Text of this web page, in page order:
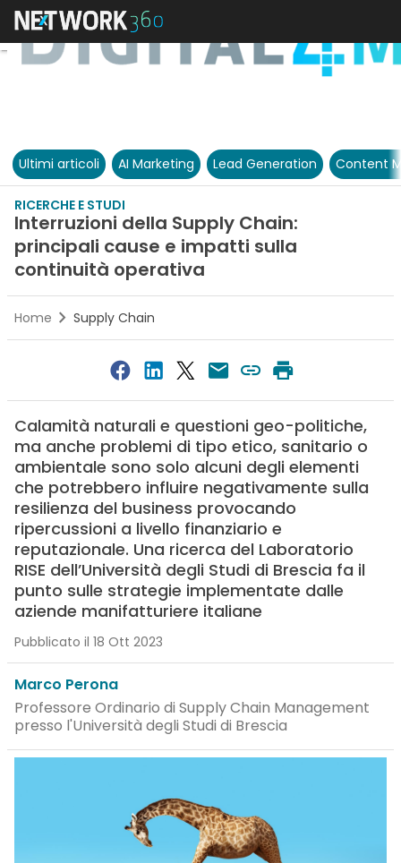
Ultimi articoli AI Marketing Lead Generation Content
RICERCHE E STUDI
Interruzioni della Supply Chain:
principali cause e impatti sulla
continuità operativa
Home Supply Chain
Calamità naturali e questioni geo-politiche,
ma anche problemi di tipo etico, sanitario o
ambientale sono solo alcuni degli elementi
che potrebbero influire negativamente sulla
resilienza del business provocando
ripercussioni a livello finanziario e
reputazionale. Una ricerca del Laboratorio
RISE dell’Università degli Studi di Brescia fa il
punto sulle strategie implementate dalle
aziende manifatturiere italiane
Pubblicato il 18 Ott 2023
Marco Perona
Professore Ordinario di Supply Chain Management
presso l'Università degli Studi di Brescia